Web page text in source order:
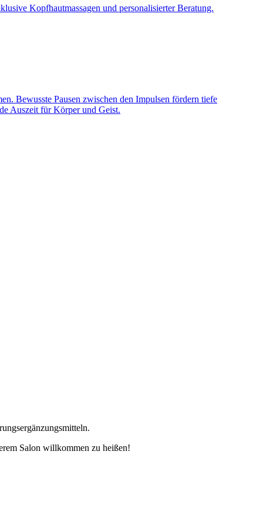
Kopfhautmassagen und personalisierter Beratung.
Bewusste Pausen zwischen den Impulsen fördern tiefe
Auszeit für Körper und Geist.
Salon willkommen zu heißen!